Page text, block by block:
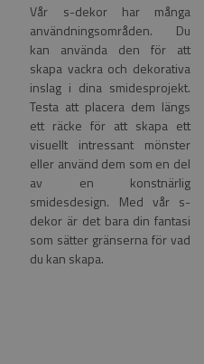
Vår s-dekor har många
användningsområden. Du
kan använda den för att
skapa vackra och dekorativa
inslag i dina smidesprojekt.
Testa att placera dem längs
ett räcke för att skapa ett
visuellt intressant mönster
eller använd dem som en del
av en konstnärlig
smidesdesign. Med vår s-
dekor är det bara din fantasi
som sätter gränserna för vad
du kan skapa.